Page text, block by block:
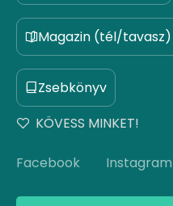
Magazin (tél/tavasz)
Zsebkönyv
KÖVESS MINKET!
Facebook Instagram